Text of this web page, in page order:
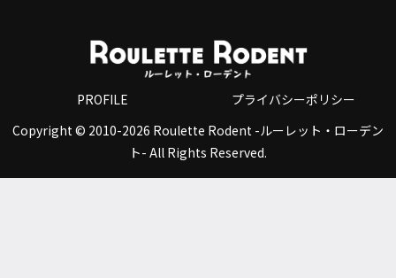
PROFILE
プライバシーポリシー
Copyright © 2010-2026 Roulette Rodent -ルーレット・ローデン
ト- All Rights Reserved.